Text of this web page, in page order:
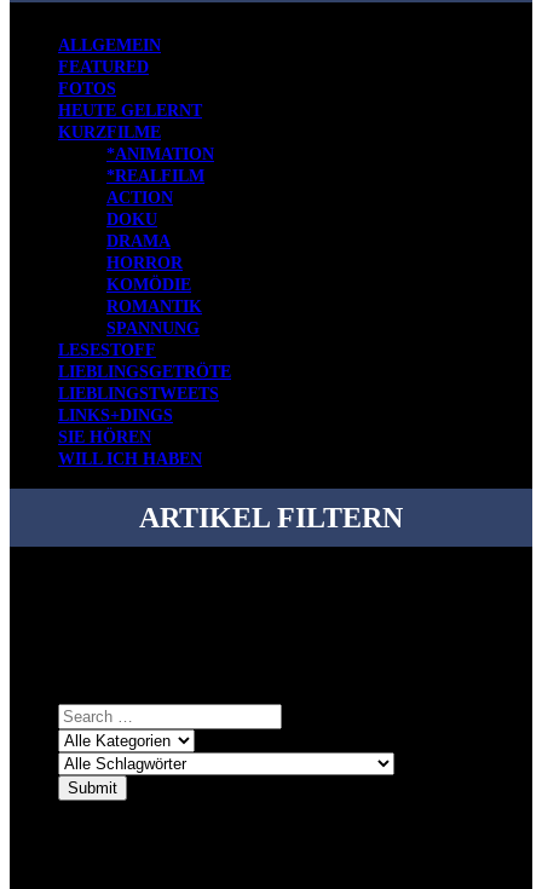
ALLGEMEIN
FEATURED
FOTOS
HEUTE GELERNT
KURZFILME
*ANIMATION
*REALFILM
ACTION
DOKU
DRAMA
HORROR
KOMÖDIE
ROMANTIK
SPANNUNG
LESESTOFF
LIEBLINGSGETRÖTE
LIEBLINGSTWEETS
LINKS+DINGS
SIE HÖREN
WILL ICH HABEN
ARTIKEL FILTERN